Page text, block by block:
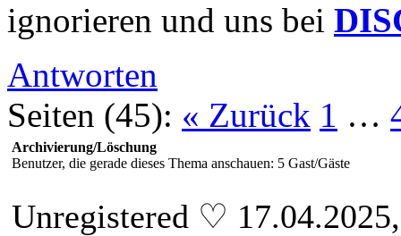
ignorieren und uns bei
Antworten
Seiten (45): « Zurück 1 …
Archivierung/Löschung
Benutzer, die gerade dieses Thema anschauen: 5 Gast/Gäste
Unregistered ♡